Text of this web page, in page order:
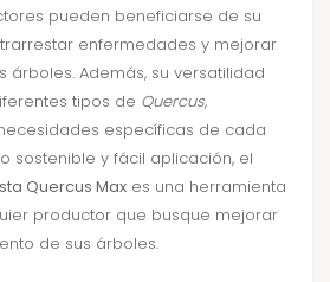
pueden beneficiarse de su
enfermedades y mejorar
árboles. Además, su versatilidad
tipos de Quercus,
específicas de cada
sostenible y fácil aplicación, el
Quercus Max es una herramienta
productor que busque mejorar
de sus árboles.